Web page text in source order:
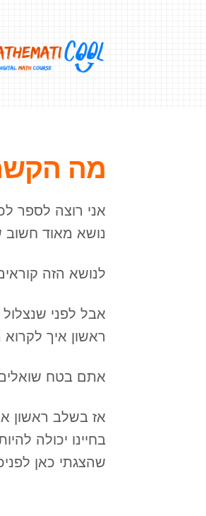
מה הקשר
אני רוצה לספר
נושא מאוד חשוב
לנושא הזה
אבל לפני
ראשון איך
אתם בטח
אז בשלב ראשון
בחיינו יכולה
שהצגתי כאן